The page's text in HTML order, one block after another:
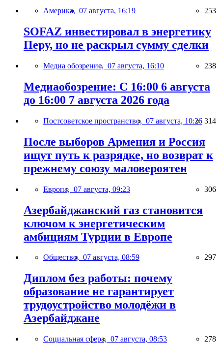
Америка, 07 августа, 16:19 253
SOFAZ инвестировал в энергетику
Перу, но не раскрыл сумму сделки
Медиа обозрение, 07 августа, 16:10 238
Медиаобозрение: С 16:00 6 августа
до 16:00 7 августа 2026 года
Постсоветское пространство, 07 августа, 10:26 314
После выборов Армения и Россия
ищут путь к разрядке, но возврат к
прежнему союзу маловероятен
Европа, 07 августа, 09:23 306
Азербайджанский газ становится
ключом к энергетическим
амбициям Турции в Европе
Общество, 07 августа, 08:59 297
Диплом без работы: почему
образование не гарантирует
трудоустройство молодёжи в
Азербайджане
Социальная сфера, 07 августа, 08:53 278